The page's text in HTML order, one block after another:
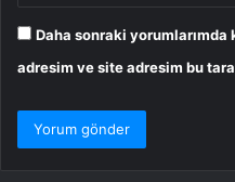
Daha sonraki yorumlarımda
adresim ve site adresim bu